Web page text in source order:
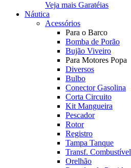
Veja mais Garatéias
Náutica
Acessórios
Para o Barco
Bomba de Porão
Bujão Viveiro
Para Motores Popa
Diversos
Bulbo
Conector Gasolina
Corta Circuito
Kit Mangueira
Pescador
Rotor
Registro
Tampa Tanque
Transf. Combustível
Orelhão